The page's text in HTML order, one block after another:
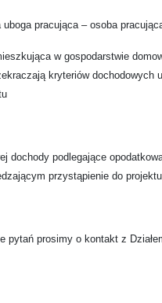
uboga pracująca – osoba
w gospodarstwie
kryteriów dochodowych
dochody podlegające
przystąpienie do
pytań prosimy o kontakt z